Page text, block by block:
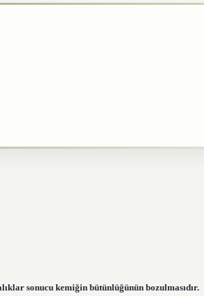
sonucu kemiğin bütünlüğünün bozulmasıdır.